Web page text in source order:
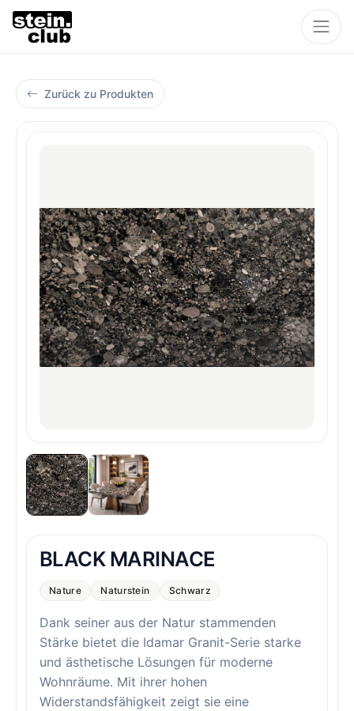
Zurück zu Produkten
BLACK MARINACE
Nature Naturstein Schwarz
Dank seiner aus der Natur stammenden
Stärke bietet die Idamar Granit-Serie starke
und ästhetische Lösungen für moderne
Wohnräume. Mit ihrer hohen
Widerstandsfähigkeit zeigt sie eine